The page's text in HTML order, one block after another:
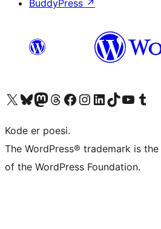
BuddyPress ↗
Besøg vores X (tidligere Twitter) konto
Besøg vores Bluesky-konto
Besøg vores Mastodon konto
Besøg vores Threads-konto
Besøg vores Facebook sideBesøg vores Instagram konto
Besøg vores LinkedIn konto
Besøg vores TikTok-konto
Besøg vores YouTube-kanal
Besøg vores
Kode er poesi.
The WordPress® trademark is
of the WordPress Foundation.